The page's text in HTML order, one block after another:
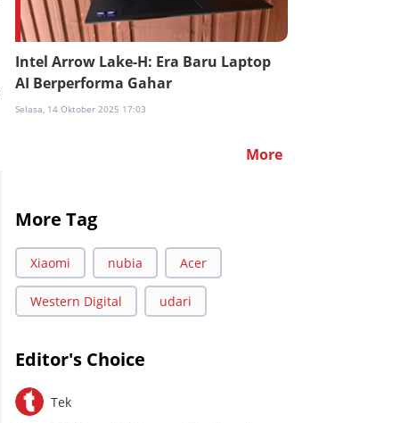
Intel Arrow Lake-H: Era Baru Laptop
AI Berperforma Gahar
Selasa, 14 Oktober 2025 17:03
More
More Tag
Xiaomi nubia Acer
Western Digital udari
Editor's Choice
Tek